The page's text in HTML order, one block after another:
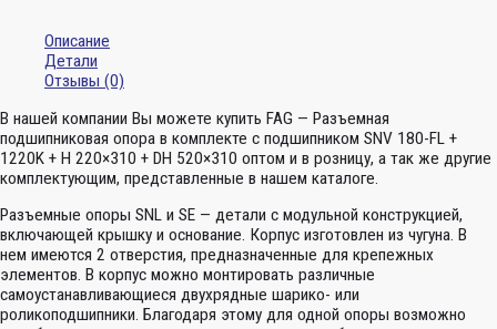
Описание
Детали
Отзывы (0)
В нашей компании Вы можете купить FAG — Разъемная
подшипниковая опора в комплекте с подшипником SNV 180-FL +
1220K + H 220×310 + DH 520×310 оптом и в розницу, а так же другие
комплектующим, представленные в нашем каталоге.
Разъемные опоры SNL и SE — детали с модульной конструкцией,
включающей крышку и основание. Корпус изготовлен из чугуна. В
нем имеются 2 отверстия, предназначенные для крепежных
элементов. В корпус можно монтировать различные
самоустанавливающиеся двухрядные шарико- или
роликоподшипники. Благодаря этому для одной опоры возможно